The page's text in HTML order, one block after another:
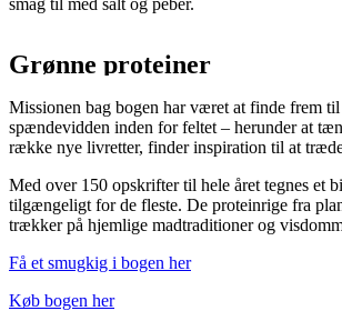
smag til med salt og peber.
Grønne proteiner
Missionen bag bogen har været at finde frem
spændevidden inden for feltet – herunder at
række nye livretter, finder inspiration til at
Med over 150 opskrifter til hele året tegnes et
tilgængeligt for de fleste. De proteinrige fra
trækker på hjemlige madtraditioner og
Få et smugkig i bogen her
Køb bogen her